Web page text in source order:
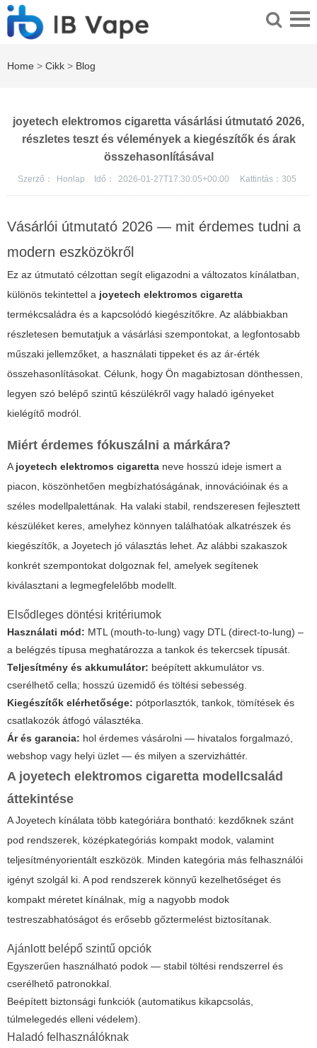
Home > Cikk > Blog
joyetech elektromos cigaretta vásárlási útmutató 2026,
részletes teszt és vélemények a kiegészítők és árak
összehasonlításával
Szerző： Honlap Idő： 2026-01-27T17:30:05+00:00 Kattintás： 305
Vásárlói útmutató 2026 — mit érdemes tudni a
modern eszközökről
Ez az útmutató célzottan segít eligazodni a változatos kínálatban,
különös tekintettel a joyetech elektromos cigaretta
termékcsaládra és a kapcsolódó kiegészítőkre. Az alábbiakban
részletesen bemutatjuk a vásárlási szempontokat, a legfontosabb
műszaki jellemzőket, a használati tippeket és az ár-érték
összehasonlításokat. Célunk, hogy Ön magabiztosan dönthessen,
legyen szó belépő szintű készülékről vagy haladó igényeket
kielégítő modról.
Miért érdemes fókuszálni a márkára?
Ajoyetech elektromos cigaretta neve hosszú ideje ismert a
piacon, köszönhetően megbízhatóságának, innovációinak és a
széles modellpalettának. Ha valaki stabil, rendszeresen fejlesztett
készüléket keres, amelyhez könnyen találhatóak alkatrészek és
kiegészítők, a Joyetech jó választás lehet. Az alábbi szakaszok
konkrét szempontokat dolgoznak fel, amelyek segítenek
kiválasztani a legmegfelelőbb modellt.
Elsődleges döntési kritériumok
Használati mód: MTL (mouth-to-lung) vagy DTL (direct-to-lung) –
a belégzés típusa meghatározza a tankok és tekercsek típusát.
Teljesítmény és akkumulátor: beépített akkumulátor vs.
cserélhető cella; hosszú üzemidő és töltési sebesség.
Kiegészítők elérhetősége: pótporlasztók, tankok, tömítések és
csatlakozók átfogó választéka.
Ár és garancia: hol érdemes vásárolni — hivatalos forgalmazó,
webshop vagy helyi üzlet — és milyen a szervizháttér.
A joyetech elektromos cigaretta modellcsalád
áttekintése
A Joyetech kínálata több kategóriára bontható: kezdőknek szánt
pod rendszerek, középkategóriás kompakt modok, valamint
teljesítményorientált eszközök. Minden kategória más felhasználói
igényt szolgál ki. A pod rendszerek könnyű kezelhetőséget és
kompakt méretet kínálnak, míg a nagyobb modok
testreszabhatóságot és erősebb gőztermelést biztosítanak.
Ajánlott belépő szintű opciók
Egyszerűen használható podok — stabil töltési rendszerrel és
cserélhető patronokkal.
Beépített biztonsági funkciók (automatikus kikapcsolás,
túlmelegedés elleni védelem).
Haladó felhasználóknak